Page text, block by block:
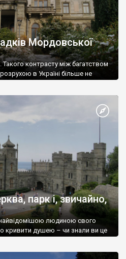
Мордовської
контрасту між багатством
в Україні більше не
парк і, звичайно,
людиною свого
кривити душею – чи знали ви це